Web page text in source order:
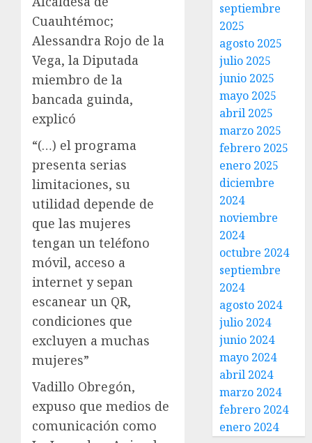
Cuauhtémoc;
Alessandra Rojo de la
Vega, la Diputada
miembro de la
bancada guinda,
explicó
“(…) el programa
presenta serias
limitaciones, su
utilidad depende de
que las mujeres
tengan un teléfono
móvil, acceso a
internet y sepan
escanear un QR,
condiciones que
excluyen a muchas
mujeres”
Vadillo Obregón,
expuso que medios de
comunicación como
septiembre
2025
agosto 2025
julio 2025
junio 2025
mayo 2025
abril 2025
marzo 2025
febrero 2025
enero 2025
diciembre
2024
noviembre
2024
octubre 2024
septiembre
2024
agosto 2024
julio 2024
junio 2024
mayo 2024
abril 2024
marzo 2024
febrero 2024
enero 2024